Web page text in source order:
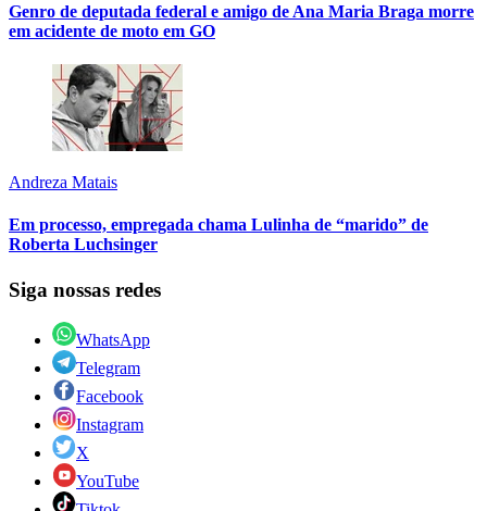
Genro de deputada federal e amigo de Ana Maria Braga morre
em acidente de moto em GO
Andreza Matais
Em processo, empregada chama Lulinha de “marido” de
Roberta Luchsinger
Siga nossas redes
WhatsApp
Telegram
Facebook
Instagram
X
YouTube